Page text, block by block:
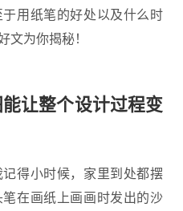
用纸笔的好处以及什么时
为你揭秘！
让整个设计过程变
得小时候，家里到处都摆
在画纸上画画时发出的沙